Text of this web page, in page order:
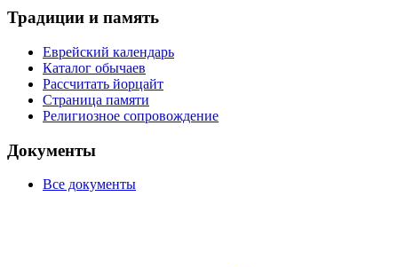
Традиции и память
Еврейский календарь
Каталог обычаев
Рассчитать йорцайт
Страница памяти
Религиозное сопровождение
Документы
Все документы